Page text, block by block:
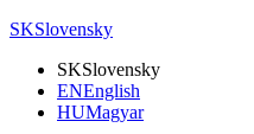
SKSlovensky
SKSlovensky
ENEnglish
HUMagyar